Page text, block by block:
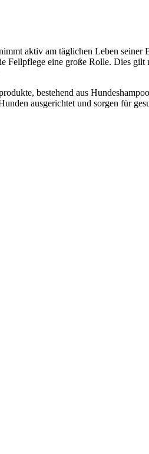
aktiv am täglichen Leben
eine große Rolle. Dies
bestehend aus
ausgerichtet und sorgen für